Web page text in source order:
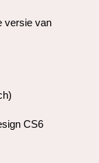
versie van
CS6